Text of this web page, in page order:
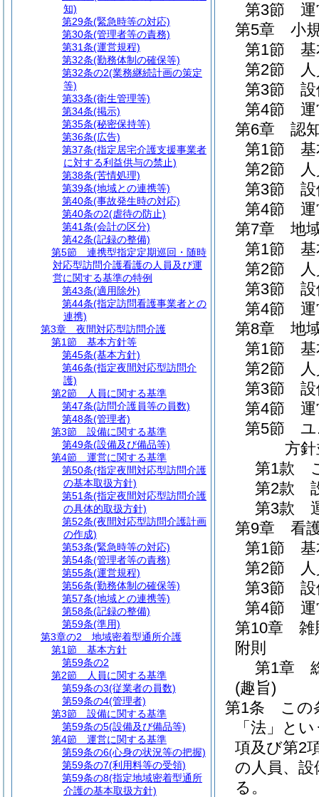
第3節
第5章
小
第1節
第2節
第3節
第4節
第6章
認
第1節
第2節
第3節
第4節
第7章
地
第1節
第2節
第3節
第4節
第8章
地
第1節
第2節
第3節
第4節
第5節
方
第1款
第2款
第3款
第9章
看
第1節
第2節
第3節
第4節
第10章
雑
附則
第1章
(趣旨)
第1条
この
「法」と
項及び第2
の人員、
る。
知)
第29条(緊急時等の対応)
第30条(管理者等の責務)
第31条(運営規程)
第32条(勤務体制の確保等)
第32条の2(業務継続計画の策定
等)
第33条(衛生管理等)
第34条(掲示)
第35条(秘密保持等)
第36条(広告)
第37条(指定居宅介護支援事業者
に対する利益供与の禁止)
第38条(苦情処理)
第39条(地域との連携等)
第40条(事故発生時の対応)
第40条の2(虐待の防止)
第41条(会計の区分)
第42条(記録の整備)
第5節
連携型指定定期巡回・随時
対応型訪問介護看護の人員及び運
営に関する基準の特例
第43条(適用除外)
第44条(指定訪問看護事業者との
連携)
第3章
夜間対応型訪問介護
第1節
基本方針等
第45条(基本方針)
第46条(指定夜間対応型訪問介
護)
第2節
人員に関する基準
第47条(訪問介護員等の員数)
第48条(管理者)
第3節
設備に関する基準
第49条(設備及び備品等)
第4節
運営に関する基準
第50条(指定夜間対応型訪問介護
の基本取扱方針)
第51条(指定夜間対応型訪問介護
の具体的取扱方針)
第52条(夜間対応型訪問介護計画
の作成)
第53条(緊急時等の対応)
第54条(管理者等の責務)
第55条(運営規程)
第56条(勤務体制の確保等)
第57条(地域との連携等)
第58条(記録の整備)
第59条(準用)
第3章の2
地域密着型通所介護
第1節
基本方針
第59条の2
第2節
人員に関する基準
第59条の3(従業者の員数)
第59条の4(管理者)
第3節
設備に関する基準
第59条の5(設備及び備品等)
第4節
運営に関する基準
第59条の6(心身の状況等の把握)
第59条の7(利用料等の受領)
第59条の8(指定地域密着型通所
介護の基本取扱方針)